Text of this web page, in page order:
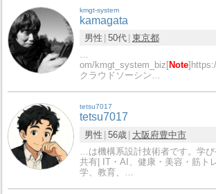
kmgt-system
kamagata
男性 50代 東京都
…
om/kmgt_system_biz[Note
クラウドソーシン…
tetsu7017
tetsu7017
男性 56歳 大阪府豊中市
…は機構系設計技術者です。学
共有| IT・AI、健康・美容・筋ト
学、教育、…